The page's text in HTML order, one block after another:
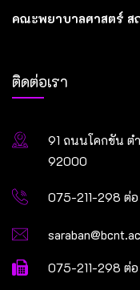
คณะพยาบาลศาสตร์
ติดต่อเรา
91 ถนนโคกขัน ต
92000
075-211-298 ต่
075-211-298 ต่